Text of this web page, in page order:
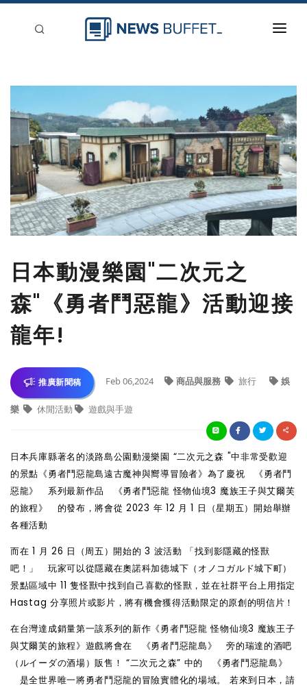
登入
刊登
日本動漫樂園"二次元之
森"《勇者鬥惡龍》活動迎接
龍年!
推廣新聞稿 Feb 06,2024 商品與服務 旅行 娛
樂 休閒活動 遊戲與手遊
日本兵庫縣著名的淡路島公園動漫樂園 “二次元之森 "中非常受歡迎
的景點《勇者鬥惡龍島遠古魔神與嚮導冒險者》為了慶祝 《勇者鬥
惡龍》 系列最新作品 《勇者鬥惡龍 怪物仙境3 魔族王子與艾爾芙
的旅程》 的發布，將會從 2023 年 12 月 1 日（星期五）開始舉辦
各種活動
而在 1 月 26 日（周五）開始的 3 波活動 「找到影隱藏的怪獸
吧！」 玩家可以從隱藏在奧諾科加德城下（オノコガルド城下町）
景點區域中 11 隻怪獸中找到自己喜歡的怪獸，並在社群平台上用指定
Hastag 分享照片或影片，將有機會獲得活動限定的原創的明信片！
在台灣達成銷量第一該系列的新作《勇者鬥惡龍 怪物仙境3 魔族王子
與艾爾芙的旅程》遊戲將會在 《勇者鬥惡龍島》 旁的瑞達的酒吧
（ルイーダの酒場）販售！ “二次元之森” 中的 《勇者鬥惡龍島》
是全世界唯一將勇者鬥惡龍的冒險實體化的場域。 若來到日本，請